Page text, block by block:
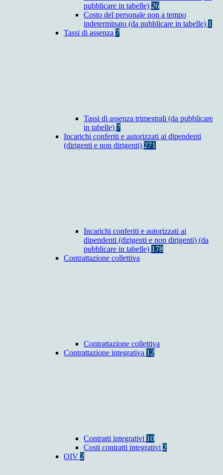
pubblicare in tabelle) 26
Costo del personale non a tempo
indeterminato (da pubblicare in tabelle) 1
Tassi di assenza 7
Tassi di assenza trimestrali (da pubblicare
in tabelle) 7
Incarichi conferiti e autorizzati ai dipendenti
(dirigenti e non dirigenti) 271
Incarichi conferiti e autorizzati ai
dipendenti (dirigenti e non dirigenti) (da
pubblicare in tabelle) 178
Contrattazione collettiva
Contrattazione collettiva
Contrattazione integrativa 12
Contratti integrativi 10
Costi contratti integrativi 2
OIV 2